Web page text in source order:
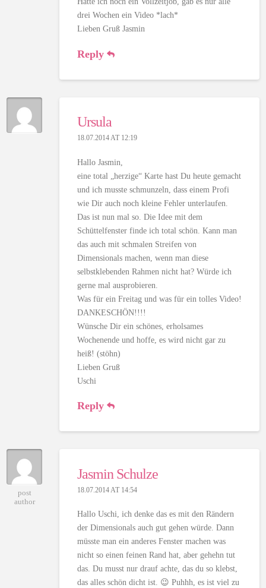
drei Wochen ein Video *lach*
Lieben Gruß Jasmin
Reply
Ursula
18.07.2014 AT 12:19
Hallo Jasmin,
eine total „herzige“ Karte hast Du heute gemacht
und ich musste schmunzeln, dass einem Profi
wie Dir auch noch kleine Fehler unterlaufen.
Das ist nun mal so. Die Idee mit dem
Schüttelfenster finde ich total schön. Kann man
das auch mit schmalen Streifen von
Dimensionals machen, wenn man diese
selbstklebenden Rahmen nicht hat? Würde ich
gerne mal ausprobieren.
Was für ein Freitag und was für ein tolles Video!
DANKESCHÖN!!!!
Wünsche Dir ein schönes, erholsames
Wochenende und hoffe, es wird nicht gar zu
heiß! (stöhn)
Lieben Gruß
Uschi
Reply
post
author
Jasmin Schulze
18.07.2014 AT 14:54
Hallo Uschi, ich denke das es mit den Rändern
der Dimensionals auch gut gehen würde. Dann
müsste man ein anderes Fenster machen was
nicht so einen feinen Rand hat, aber gehehn tut
das. Du musst nur drauf achte, das du so klebst,
das alles schön dicht ist. 😉 Puhhh, es ist viel zu